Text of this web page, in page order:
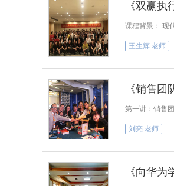
《双赢执
课程背景： 现
王生辉 老师
《销售团
第一讲：销售
刘亮 老师
《向华为